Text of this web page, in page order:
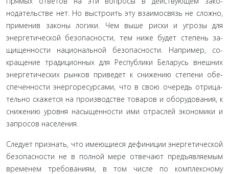
нодательстве нет. Но выстроить эту взаимосвязь не сложно,
применив законы логики. Чем выше риски и угрозы для
энергетической безопасности, тем ниже будет степень за­
щищенности национальной безопасности. Например, со­
кращение традиционных для Республики Беларусь внешних
энергетических рынков приведет к снижению степени обе­
спеченности энергоресурсами, что в свою очередь отрица­
тельно скажется на производстве товаров и оборудования, к
снижению уровня насыщенности ими отраслей экономики и
запросов населения.
Следует признать, что имеющиеся дефиниции энерге­тической
безопасности не в полной мере отвечают предъяв­ляемым
временем требованиям, в том числе по комплексно­му